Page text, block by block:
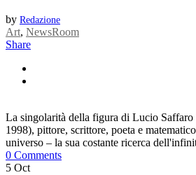
by Redazione
Art, NewsRoom
Share
La singolarità della figura di Lucio Saffaro
1998), pittore, scrittore, poeta e
universo – la sua costante ricerca
0 Comments
5 Oct